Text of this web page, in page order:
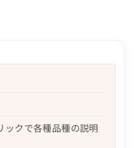
ックで各種品種の説明